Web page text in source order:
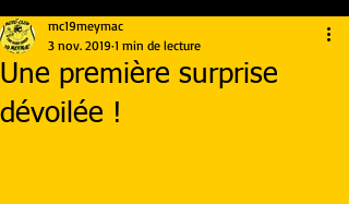
Une première surprise
dévoilée !
mc19meymac
3 nov. 2019 1 min de lecture